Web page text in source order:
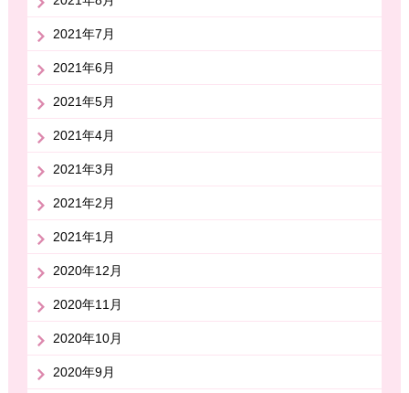
2021年7月
2021年6月
2021年5月
2021年4月
2021年3月
2021年2月
2021年1月
2020年12月
2020年11月
2020年10月
2020年9月